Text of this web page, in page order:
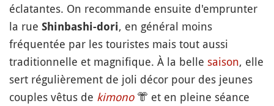
éclatantes. On recommande ensuite d'emprunter
la rue Shinbashi-dori, en général moins
fréquentée par les touristes mais tout aussi
traditionnelle et magnifique. À la belle saison, elle
sert régulièrement de joli décor pour des jeunes
couples vêtus de kimono 👘 et en pleine séance